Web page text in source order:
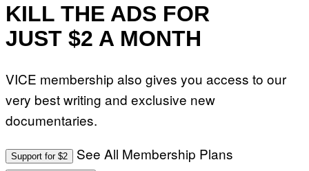
KILL THE ADS FOR
JUST $2 A MONTH
VICE membership also gives you access to our
very best writing and exclusive new
documentaries.
Support for $2 See All Membership Plans